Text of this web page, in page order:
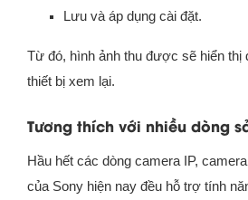
Lưu và áp dụng cài đặt.
Từ đó, hình ảnh thu được sẽ hiển thị
thiết bị xem lại.
Tương thích với nhiều dòng
Hầu hết các dòng camera IP,
của Sony hiện nay đều hỗ trợ tính